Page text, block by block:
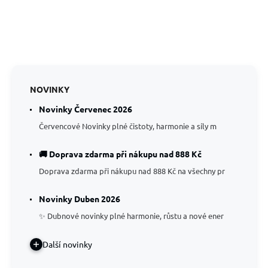
NOVINKY
Novinky Červenec 2026
Červencové Novinky plné čistoty, harmonie a síly m
🚚 Doprava zdarma při nákupu nad 888 Kč
Doprava zdarma při nákupu nad 888 Kč na všechny pr
Novinky Duben 2026
✨ Dubnové novinky plné harmonie, růstu a nové ener
Další novinky